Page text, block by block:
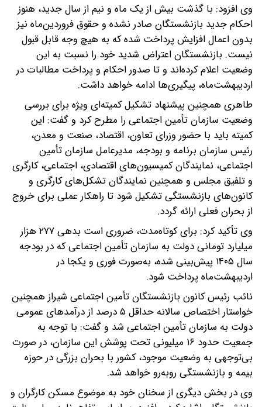
وی افزود: با گذشت بیش از یک ماه و نیم از سال جدید، هنوز
احکام جدید بازنشستگان صادر نشده و حقوق فروردین‌ماه نیز
بدون اعمال افزایش پرداخت شده که به هیچ وجه قابل قبول
نیست. بازنشستگان اعتراض شدید خود را نسبت به این
وضعیت اعلام کرده‌اند و تا صدور احکام و پرداخت مطالبات در
اردیبهشت‌ماه، پیگیری‌ها ادامه خواهد داشت.
طاهری همچنین پیشنهاد تشکیل کمیته‌ای ویژه برای بررسی
وضعیت سازمان تأمین اجتماعی را مطرح کرد و گفت: این
کمیته باید با حضور وزرای تعاون، اقتصاد، صنعت و معدن،
رئیس سازمان برنامه و بودجه، مدیرعامل سازمان تأمین
اجتماعی، نمایندگان کمیسیون‌های اقتصادی، اجتماعی، کارگری
و تلفیق مجلس و همچنین نمایندگان تشکل‌های کارگری و
کانون‌های بازنشستگی تشکیل شود تا راهکار عملی برای خروج
از بحران فعلی ارائه گردد.
وی تأکید کرد: برای کوتاه‌مدت، ضروری است بدهی ۲۷۷ هزار
میلیارد تومانی دولت به سازمان تأمین اجتماعی که در بودجه
سال ۱۴۰۵ پیش‌بینی شده، به‌صورت فوری و یکجا در
اردیبهشت‌ماه پرداخت شود.
نائب رئیس کانون بازنشستگان تأمین اجتماعی شیراز همچنین
خواستار اختصاص سالانه حداقل ۵ درصد از درآمدهای عمومی
دولت به سازمان تأمین اجتماعی شد و گفت: با توجه به
جمعیت حدود ۱۶ میلیونی تحت پوشش این سازمان، در صورت
بی‌توجهی به وضعیت موجود، کشور با بحران بزرگی در حوزه
بیمه و بازنشستگی روبه‌رو خواهد شد.
وی در بخش دیگری از سخنان خود به موضوع مسکن کارگران و